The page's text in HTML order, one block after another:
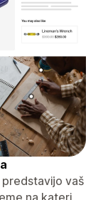
vaš
na kateri